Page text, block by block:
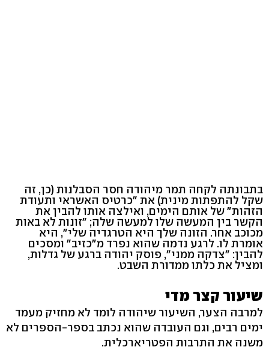
בתבונתה לקחה תמר מיהודה חסר הסבלנות (כן, זה
שקל להתפתות מינית) את "כרטיס האשראי ותעודת
הזהות" של אותם הימים, ואילצה אותו להבין את
הקשר בין המעשה שלו למעשה שלה; "זונות לא באות
מכוכב אחר. הזונה שלך היא הטרגדיה שלי", היא
אומרת לו. לרגע נדמה שהוא נפרד מ"כזיב" ומסכים
להבין: "צדקה ממני", פוסק יהודה ברגע של גדלות,
ומציל את כלתו ממדורת השבט.
שיעור קצר מדי
למרבה הצער, השיעור שיהודה לומד לא מחזיק מעמד
ימים רבים, וגם העובדה שהוא נכתב בספר-הספרים לא
משנה את התרבות הפטריארכלית.